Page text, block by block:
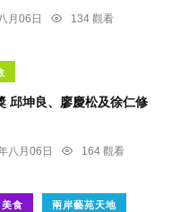
月06日
134 觀看
邱坤良、廖慶松及徐仁修
八月06日
164 觀看
美食 兩岸藝苑天地